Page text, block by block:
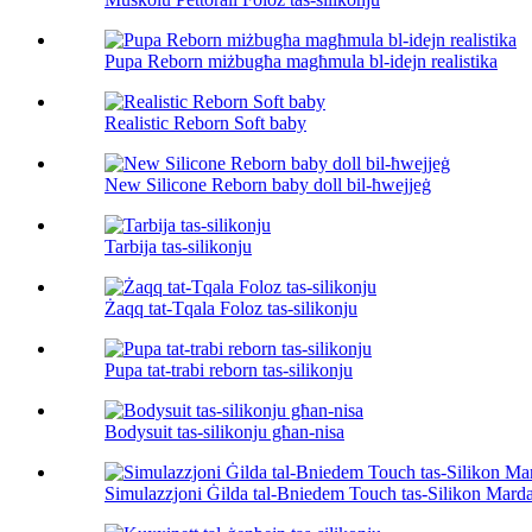
Pupa Reborn miżbugħa magħmula bl-idejn realistika
Realistic Reborn Soft baby
New Silicone Reborn baby doll bil-ħwejjeġ
Tarbija tas-silikonju
Żaqq tat-Tqala Foloz tas-silikonju
Pupa tat-trabi reborn tas-silikonju
Bodysuit tas-silikonju għan-nisa
Simulazzjoni Ġilda tal-Bniedem Touch tas-Silikon